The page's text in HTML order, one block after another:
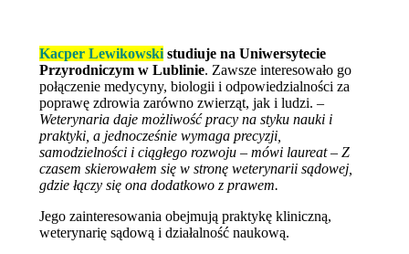
Kacper Lewikowski studiuje na Uniwersytecie
Przyrodniczym w Lublinie. Zawsze interesowało go
połączenie medycyny, biologii i odpowiedzialności za
poprawę zdrowia zarówno zwierząt, jak i ludzi. –
Weterynaria daje możliwość pracy na styku nauki i
praktyki, a jednocześnie wymaga precyzji,
samodzielności i ciągłego rozwoju – mówi laureat – Z
czasem skierowałem się w stronę weterynarii sądowej,
gdzie łączy się ona dodatkowo z prawem.
Jego zainteresowania obejmują praktykę kliniczną,
weterynarię sądową i działalność naukową.